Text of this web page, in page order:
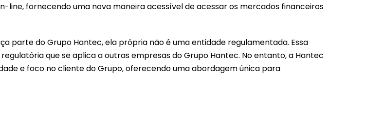
line, fornecendo uma nova maneira acessível de acessar os mercados financeiros
parte do Grupo Hantec, ela própria não é uma entidade regulamentada. Essa
que se aplica a outras empresas do Grupo Hantec. No entanto, a Hantec
e foco no cliente do Grupo, oferecendo uma abordagem única para